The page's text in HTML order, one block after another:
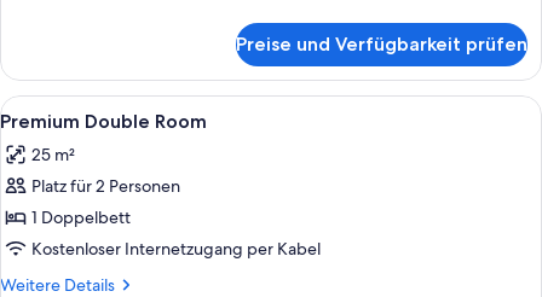
2
Twin
Beds)
anzeigen
Zimmer,
Doppelbett
to
2
Beds)
Preise und Verfügbarkeit prüfen
Alle
Fotos
für
Premium
Double
Room
anzeigen
Ein Hotelzimmer mit einem großen
4
Premium Double Room
25 m²
Platz für 2 Personen
1 Doppelbett
Kostenloser Internetzugang per Kabel
Weitere Details
Weitere